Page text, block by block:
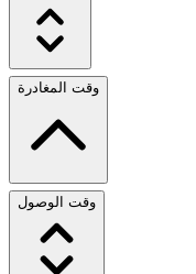
وقت المغادرة
وقت الوصول